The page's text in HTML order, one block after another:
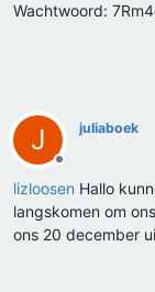
Wachtwoord:
J
Offline
juliaboek
lizloosen Hallo
langskomen om
ons 20 december